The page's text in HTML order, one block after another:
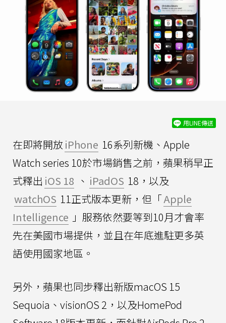
用LINE傳送
在即將開放iPhone 16系列新機、Apple
Watch series 10於市場銷售之前，蘋果稍早正
式釋出 iOS 18 、 iPadOS 18，以及
watchOS 11正式版本更新，但「Apple
Intelligence 」服務依然要等到10月才會率
先在美國市場提供，並且在年底進駐更多英
語使用國家地區。
另外，蘋果也同步釋出新版macOS 15
Sequoia、visionOS 2，以及HomePod